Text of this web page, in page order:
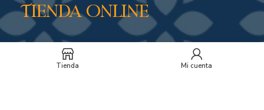
Tienda online
Política de envíos por compras online
Tienda Mi cuenta